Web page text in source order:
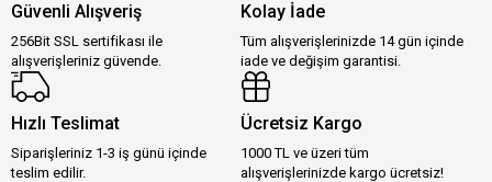
Güvenli Alışveriş
256Bit SSL sertifikası ile
alışverişleriniz güvende.
Kolay İade
Tüm alışverişlerinizde 14 gün içinde
iade ve değişim garantisi.
Hızlı Teslimat
Siparişleriniz 1-3 iş günü içinde
teslim edilir.
Ücretsiz Kargo
1000 TL ve üzeri tüm
alışverişlerinizde kargo ücretsiz!